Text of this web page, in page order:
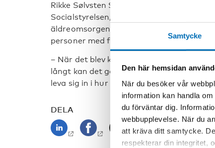
Samtycke
Den här hemsidan
När du besöker vår
information kan handla
du förväntar dig.
webbupplevelse. När du
att kräva ditt samtycke.
respekterar din integritet,
Rikke Sølvsten Sørensen, programleder
Socialstyrelsen, beskriver i intervjun som
äldreomsorgen: Nordiska erfarenheter”
personer med funktionsnedsättning.
– När det blev känt att detta försök
långt kan det gå?” undrade de. Men när
leva sig in i hur det är att inte kunna det,
DELA